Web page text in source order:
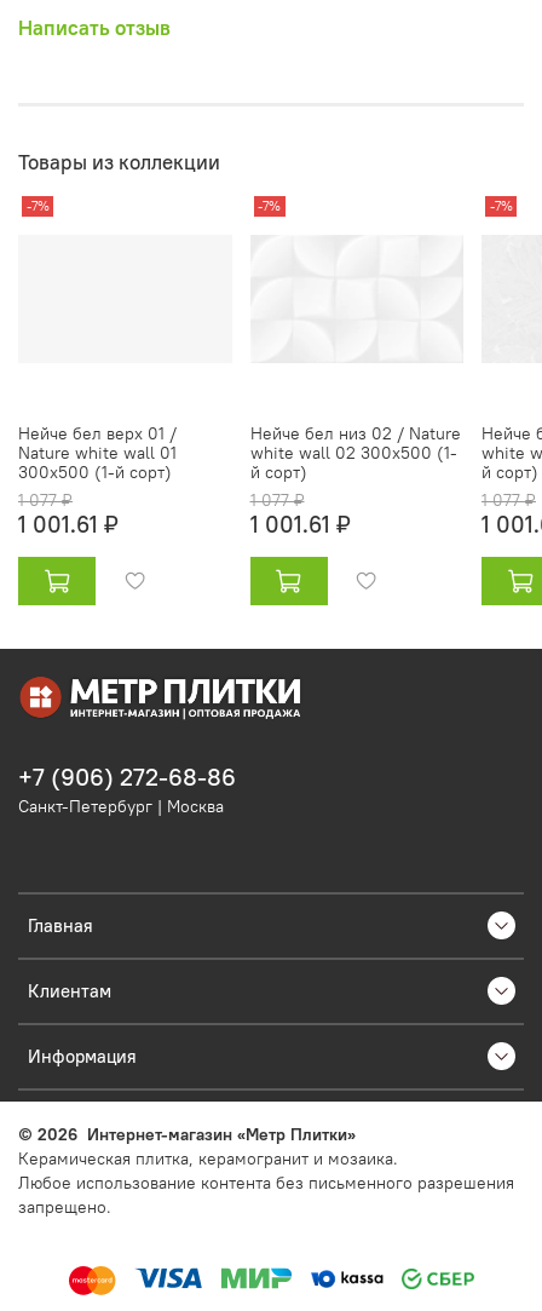
Написать отзыв
Товары из коллекции
-7%
Нейче бел верх 01 /
Nature white wall 01
300х500 (1-й сорт)
1 077 ₽
1 001.61 ₽
-7%
Нейче бел низ 02 / Nature
white wall 02 300х500 (1-
й сорт)
1 077 ₽
1 001.61 ₽
-7%
Нейче
white
й сорт)
1 077 ₽
1
Главная
Клиентам
Информация
+7 (906) 272-68-86
Санкт-Петербург | Москва
© 2026 Интернет-магазин «Метр Плитки»
Керамическая плитка, керамогранит и мозаика.
Любое использование контента без письменного разрешения
запрещено.